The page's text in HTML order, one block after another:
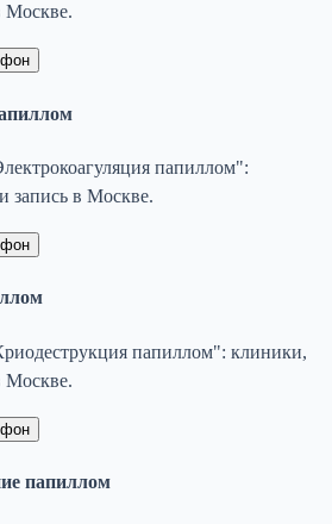
Москве.
папиллом":
запись в Москве.
папиллом": клиники,
Москве.
папиллом